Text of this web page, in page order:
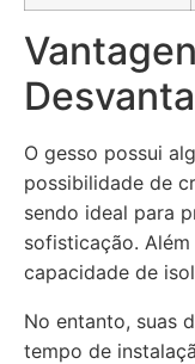
O gesso possui
possibilidade de
sendo ideal para
sofisticação.
capacidade de
No entanto, suas
tempo de